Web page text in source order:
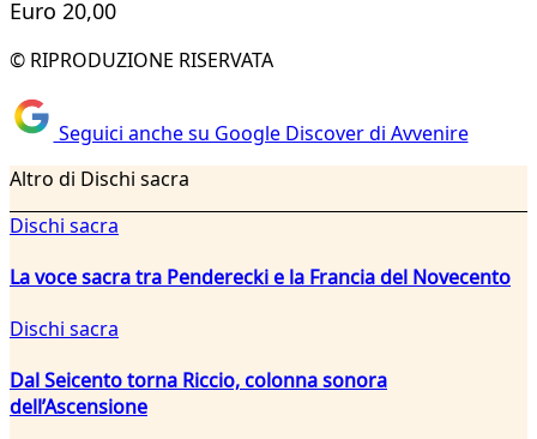
Euro 20,00
© RIPRODUZIONE RISERVATA
Seguici anche su Google Discover di Avvenire
Altro di Dischi sacra
Dischi sacra
La voce sacra tra Penderecki e la Francia del Novecento
Dischi sacra
Dal Seicento torna Riccio, colonna sonora
dell’Ascensione